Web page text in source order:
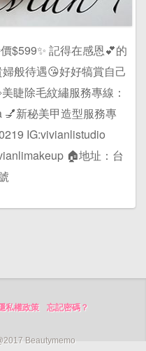
$599✨ 記得在感恩💕的
般待遇😘好好犒賞自己
睫除毛紋繡服務專線：
新秘美甲造型服務專
IG:vivianlistudio
🏠地址：台
私權政策 忘記密碼？
Beautymemo